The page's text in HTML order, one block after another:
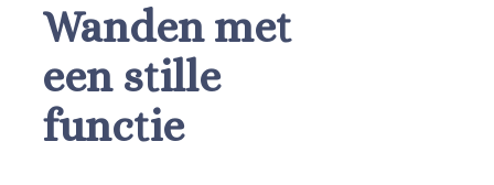
Wanden met
een stille
functie